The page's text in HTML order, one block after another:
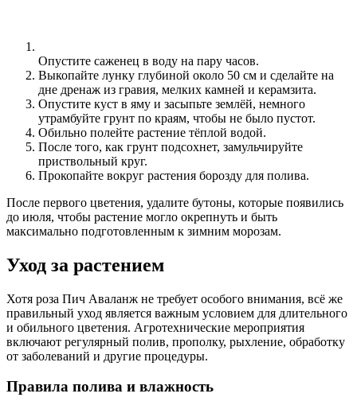
Опустите саженец в воду на пару часов.
Выкопайте лунку глубиной около 50 см и сделайте на
дне дренаж из гравия, мелких камней и керамзита.
Опустите куст в яму и засыпьте землёй, немного
утрамбуйте грунт по краям, чтобы не было пустот.
Обильно полейте растение тёплой водой.
После того, как грунт подсохнет, замульчируйте
приствольный круг.
Прокопайте вокруг растения борозду для полива.
После первого цветения, удалите бутоны, которые появились
до июля, чтобы растение могло окрепнуть и быть
максимально подготовленным к зимним морозам.
Уход за растением
Хотя роза Пич Аваланж не требует особого внимания, всё же
правильный уход является важным условием для длительного
и обильного цветения. Агротехнические мероприятия
включают регулярный полив, прополку, рыхление, обработку
от заболеваний и другие процедуры.
Правила полива и влажность